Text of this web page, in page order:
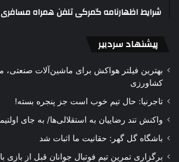
شرایط اظهارنامه گمرکی تلفن همراه مسافری
پیشنهاد سردبیر
بهترین فیلتر هواکش برای ماشین‌آلات صنعتی،
کشاورزی
تاجرنیا: حال تیم خوب است جز پنجره بسته!
واکنش تند رضاییان به استقلالی‌ها/ به جای
باشگاه گل گهر: حقانیت ما اثبات شد
برگزاری تمرین تیم فوتبال جوانان قبل از بازی